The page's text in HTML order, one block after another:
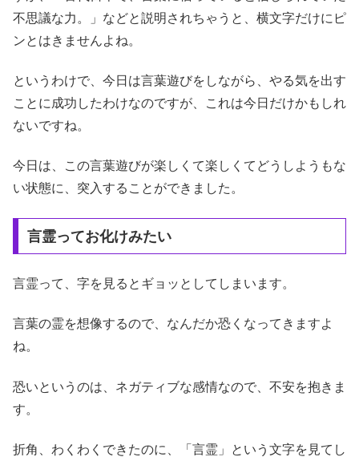
不思議な力。」などと説明されちゃうと、横文字だけにピ
ンとはきませんよね。
というわけで、今日は言葉遊びをしながら、やる気を出す
ことに成功したわけなのですが、これは今日だけかもしれ
ないですね。
今日は、この言葉遊びが楽しくて楽しくてどうしようもな
い状態に、突入することができました。
言霊ってお化けみたい
言霊って、字を見るとギョッとしてしまいます。
言葉の霊を想像するので、なんだか恐くなってきますよ
ね。
恐いというのは、ネガティブな感情なので、不安を抱きま
す。
折角、わくわくできたのに、「言霊」という文字を見てし